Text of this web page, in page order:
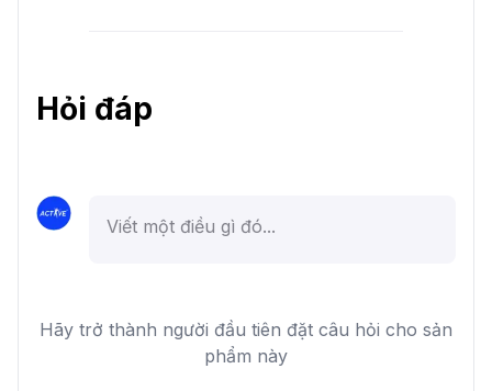
Hỏi đáp
Hãy trở thành người đầu tiên đặt câu hỏi cho sản
phẩm này